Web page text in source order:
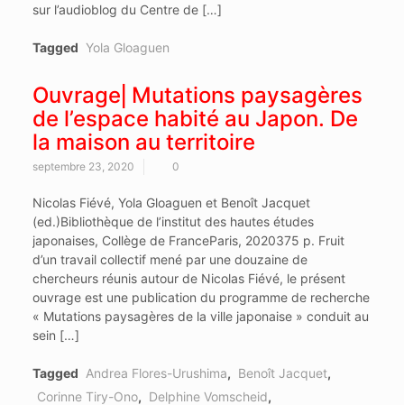
sur l’audioblog du Centre de […]
Tagged Yola Gloaguen
Ouvrage⎜Mutations paysagères
de l’espace habité au Japon. De
la maison au territoire
septembre 23, 2020 0
Nicolas Fiévé, Yola Gloaguen et Benoît Jacquet
(ed.)Bibliothèque de l’institut des hautes études
japonaises, Collège de FranceParis, 2020375 p. Fruit
d’un travail collectif mené par une douzaine de
chercheurs réunis autour de Nicolas Fiévé, le présent
ouvrage est une publication du programme de recherche
« Mutations paysagères de la ville japonaise » conduit au
sein […]
Tagged Andrea Flores-Urushima, Benoît Jacquet,
Corinne Tiry-Ono, Delphine Vomscheid,